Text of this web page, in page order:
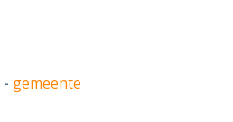
- gemeente